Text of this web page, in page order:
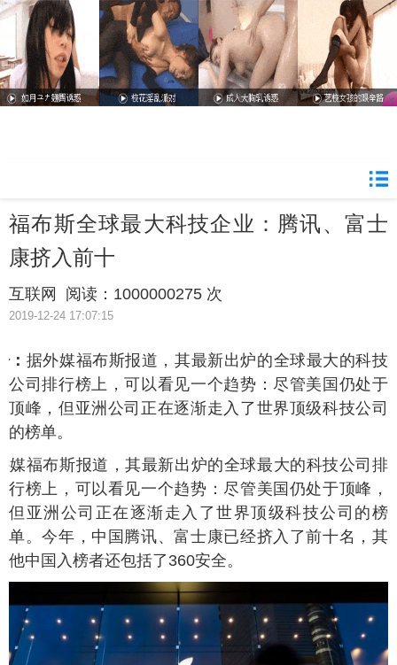
福布斯全球最大科技企业：腾讯、富士
康挤入前十
互联网 阅读： 1000000275 次
2019-12-24 17:07:15
： 据外媒福布斯报道，其最新出炉的全球最大的科技
公司排行榜上，可以看见一个趋势：尽管美国仍处于
顶峰，但亚洲公司正在逐渐走入了世界顶级科技公司
的榜单。
媒福布斯报道，其最新出炉的全球最大的科技公司排
行榜上，可以看见一个趋势：尽管美国仍处于顶峰，
但亚洲公司正在逐渐走入了世界顶级科技公司的榜
单。今年，中国腾讯、富士康已经挤入了前十名，其
他中国入榜者还包括了360安全。